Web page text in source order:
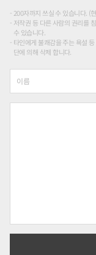
200자까지 쓰실 수 있습니다.
저작권 등 다른 사람의 권리를
수 있습니다.
타인에게 불쾌감을 주는 욕설
단에 의해 삭제 합니다.